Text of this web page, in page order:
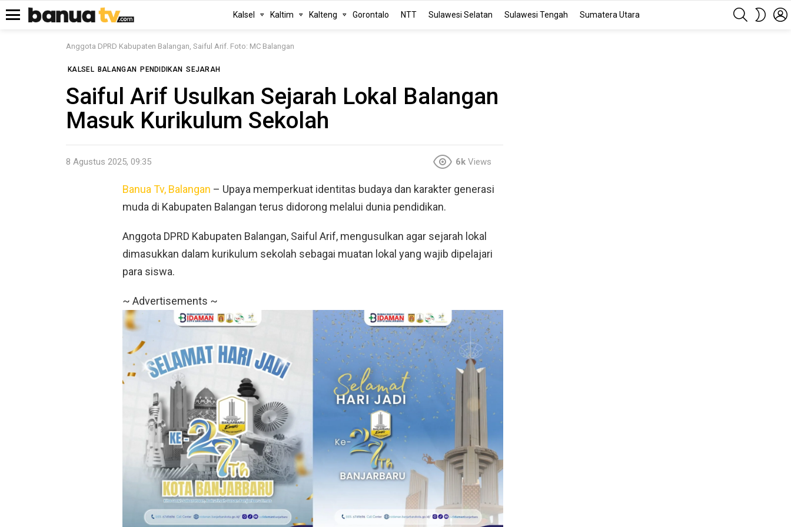
Kalsel Kaltim Kalteng Gorontalo NTT Sulawesi Selatan Sulawesi Tengah Sumatera Utara
SEARCH
SKIN
Anggota DPRD Kabupaten Balangan, Saiful Arif. Foto: MC Balangan
KALSEL BALANGAN PENDIDIKAN SEJARAH
Saiful Arif Usulkan Sejarah Lokal Balangan
Masuk Kurikulum Sekolah
8 Agustus 2025, 09:35 6k Views
Banua Tv, Balangan – Upaya memperkuat identitas budaya dan karakter generasi
muda di Kabupaten Balangan terus didorong melalui dunia pendidikan.
Anggota DPRD Kabupaten Balangan, Saiful Arif, mengusulkan agar sejarah lokal
dimasukkan dalam kurikulum sekolah sebagai muatan lokal yang wajib dipelajari
para siswa.
~ Advertisements ~